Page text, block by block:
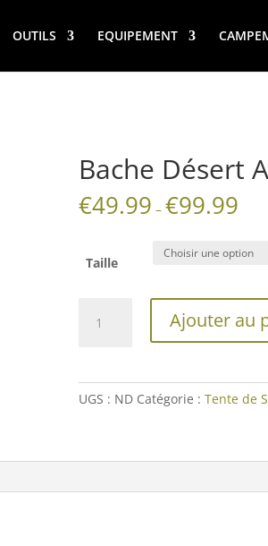
OUTILS EQUIPEMENT
Bache Désert
€49.99 –€99.99
Taille
Ajouter au
UGS : ND Catégorie :Tente de